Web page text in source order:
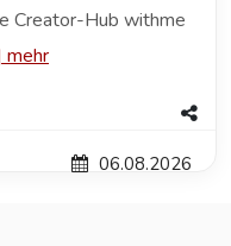
Creator-Hub withme
mehr
06.08.2026